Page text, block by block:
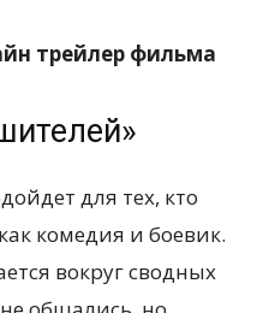
трейлер фильма
для тех, кто
комедия и боевик.
вокруг сводных